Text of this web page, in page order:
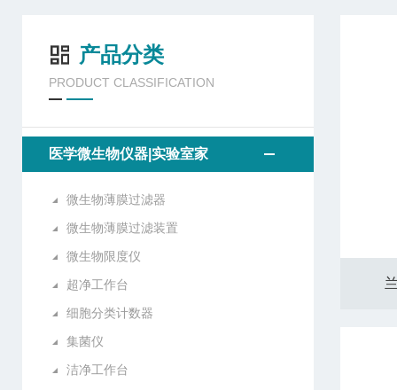
产品分类
PRODUCT CLASSIFICATION
医学微生物仪器|实验室家
微生物薄膜过滤器
微生物薄膜过滤装置
微生物限度仪
超净工作台
细胞分类计数器
集菌仪
洁净工作台